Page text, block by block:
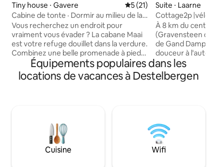
Tiny house ⋅ Gavere Évaluation moyenne sur la
5 (21)
Cabine de tonte · Dormir au milieu de la
verdure
Vous recherchez un endroit pour
vraiment vous évader ? La cabane Maai
est votre refuge douillet dans la verdure.
Combinez une belle promenade à pied/à
vélo ou une escapade en ville avec une
belle nuit dans notre tiny house.
Réveillez-vous avec vue sur les arbres,
accessibles à pied. Et vous souhaitez
commencer la journée tranquillement
avec le petit déjeuner ? Ensuite, vous
pourrez commander une délicieuse
Suite ⋅ Laarne
Cottage2p
arboré|lac|8 km
À 8 km du centre
(Gravensteen du
de Gand
douceur à
siècle avec 2
voyageurs.
de forêts. En
construit en
confortablement
2 personnes
salon, salle de
Équipements populaires dans les
locations de vacances à Destelbergen
Cuisine Wifi